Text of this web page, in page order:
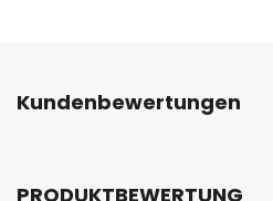
Kundenbewertungen
PRODUKTBEWERTUNG